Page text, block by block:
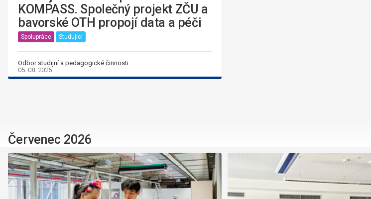
KOMPASS. Společný projekt ZČU a
bavorské OTH propojí data a péči
Spolupráce Studující
Odbor studijní a pedagogické činnosti
05. 08. 2026
Červenec 2026